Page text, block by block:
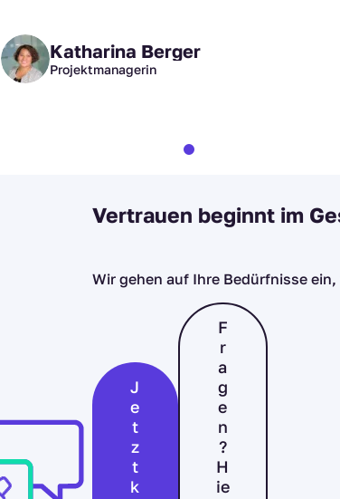
Katharina Berger
Projektmanagerin
Vertrauen beginnt im
Wir gehen auf Ihre Bedürfnisse
J
e
t
z
t
k
F
r
a
g
e
n
?
H
ie